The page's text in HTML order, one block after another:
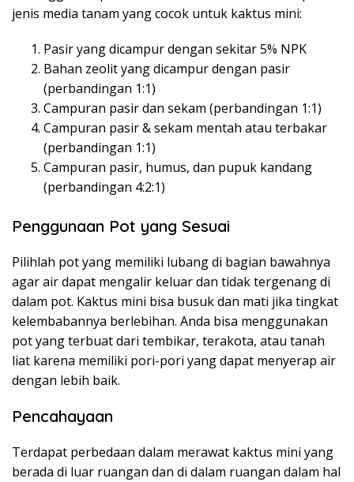
jenis media tanam yang cocok untuk kaktus mini:
Pasir yang dicampur dengan sekitar 5% NPK
Bahan zeolit yang dicampur dengan pasir
(perbandingan 1:1)
Campuran pasir dan sekam (perbandingan 1:1)
Campuran pasir & sekam mentah atau terbakar
(perbandingan 1:1)
Campuran pasir, humus, dan pupuk kandang
(perbandingan 4:2:1)
Penggunaan Pot yang Sesuai
Pilihlah pot yang memiliki lubang di bagian bawahnya
agar air dapat mengalir keluar dan tidak tergenang di
dalam pot. Kaktus mini bisa busuk dan mati jika tingkat
kelembabannya berlebihan. Anda bisa menggunakan
pot yang terbuat dari tembikar, terakota, atau tanah
liat karena memiliki pori-pori yang dapat menyerap air
dengan lebih baik.
Pencahayaan
Terdapat perbedaan dalam merawat kaktus mini yang
berada di luar ruangan dan di dalam ruangan dalam hal